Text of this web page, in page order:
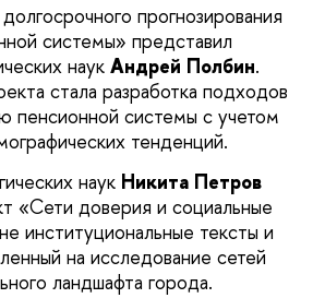
прогнозирования
системы» представил
наук Андрей Полбин.
стала разработка подходов
пенсионной системы с учетом
тенденций.
наук Никита Петров
«Сети доверия и социальные
институциональные тексты и
на исследование сетей
ландшафта города.